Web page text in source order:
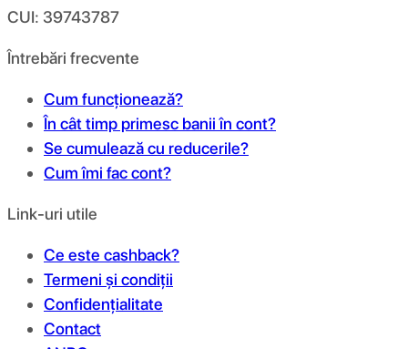
CUI: 39743787
Întrebări frecvente
Cum funcționează?
În cât timp primesc banii în cont?
Se cumulează cu reducerile?
Cum îmi fac cont?
Link-uri utile
Ce este cashback?
Termeni și condiții
Confidențialitate
Contact